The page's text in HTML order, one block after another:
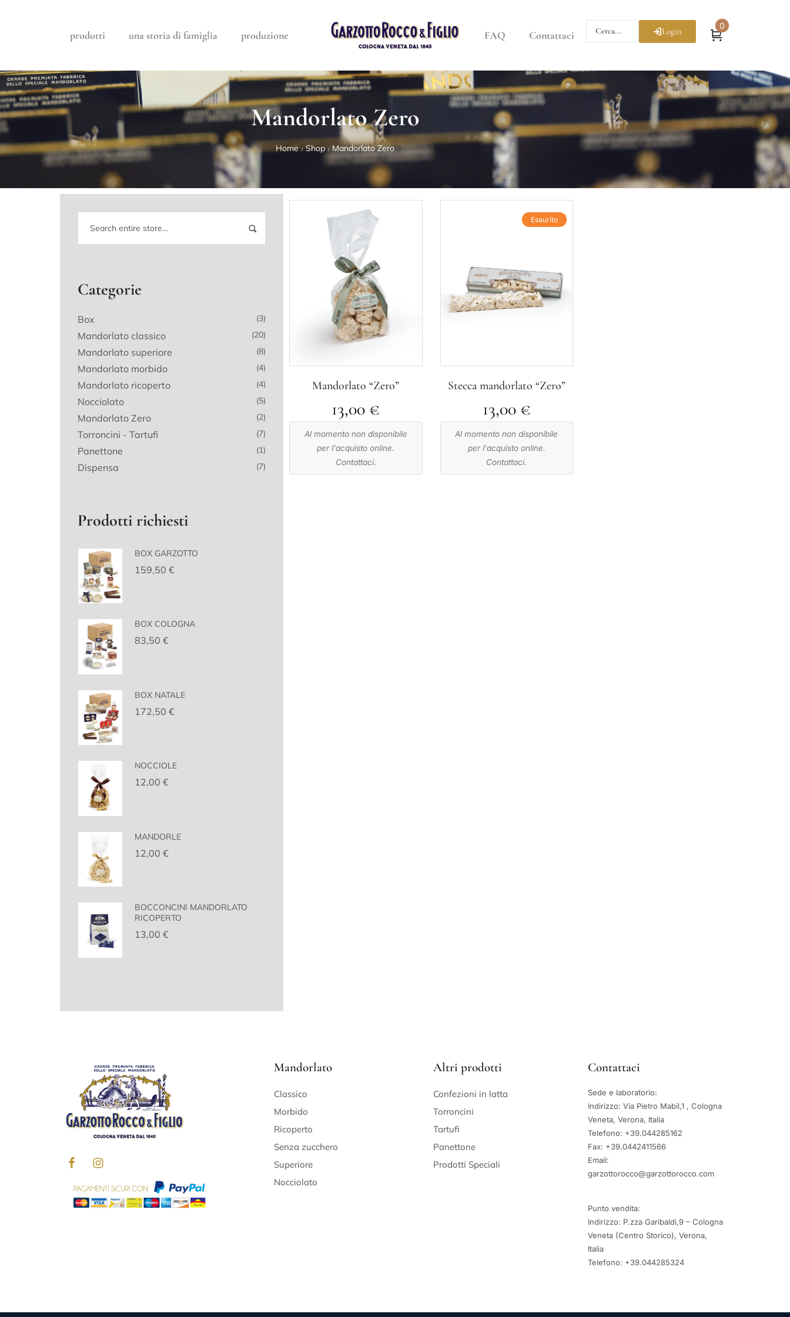
prodotti una storia di famiglia produzione FAQ Contattaci Login
0
Mandorlato Zero
Home / Shop / Mandorlato Zero
Categorie
Box (3)
Mandorlato classico (20)
Mandorlato superiore (8)
Mandorlato morbido (4)
Mandorlato ricoperto (4)
Nocciolato (5)
Mandorlato Zero (2)
Torroncini - Tartufi (7)
Panettone (1)
Dispensa (7)
Prodotti richiesti
BOX GARZOTTO
159,50 €
BOX COLOGNA
83,50 €
BOX NATALE
172,50 €
NOCCIOLE
12,00 €
MANDORLE
12,00 €
BOCCONCINI MANDORLATO
RICOPERTO
13,00 €
Mandorlato “Zero”
13,00 €
Al momento non disponibile
per l'acquisto online.
Contattaci.
Esaurito
Stecca mandorlato “Zero”
13,00 €
Al momento non disponibile
per l'acquisto online.
Contattaci.
Mandorlato
Classico
Morbido
Ricoperto
Senza zucchero
Superiore
Nocciolato
Altri prodotti
Confezioni in latta
Torroncini
Tartufi
Panettone
Prodotti Speciali
Contattaci
Sede e laboratorio:
Indirizzo: Via Pietro Mabil,1 , Cologna
Veneta, Verona, Italia
Telefono: +39.044285162
Fax: +39.0442411566
Email:
garzottorocco@garzottorocco.com
Punto vendita:
Indirizzo: P.zza Garibaldi,9 – Cologna
Veneta (Centro Storico), Verona,
Italia
Telefono: +39.044285324